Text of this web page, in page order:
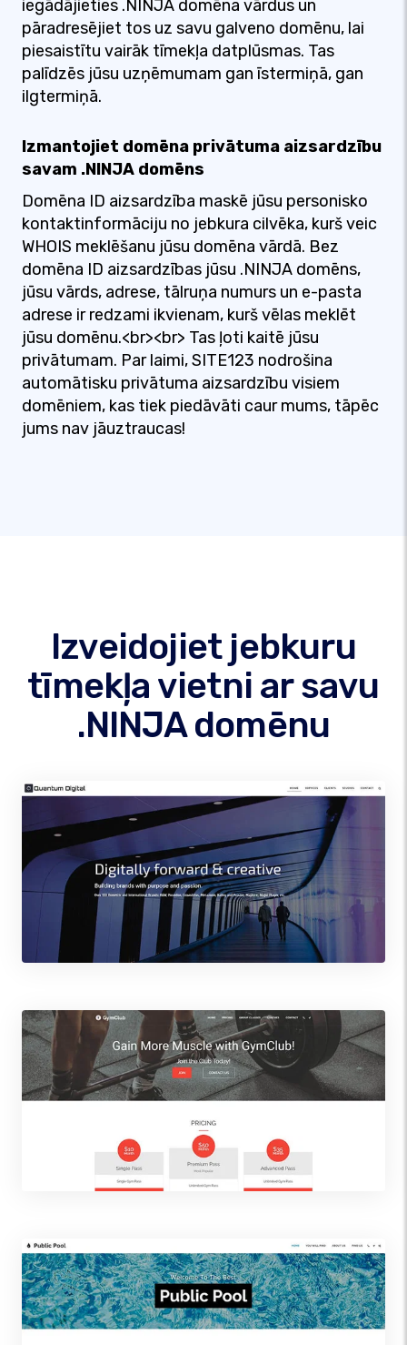
iegādājieties .NINJA domēna vārdus un
pāradresējiet tos uz savu galveno domēnu, lai
piesaistītu vairāk tīmekļa datplūsmas. Tas
palīdzēs jūsu uzņēmumam gan īstermiņā, gan
ilgtermiņā.
Izmantojiet domēna privātuma aizsardzību
savam .NINJA domēns
Domēna ID aizsardzība maskē jūsu personisko
kontaktinformāciju no jebkura cilvēka, kurš veic
WHOIS meklēšanu jūsu domēna vārdā. Bez
domēna ID aizsardzības jūsu .NINJA domēns,
jūsu vārds, adrese, tālruņa numurs un e-pasta
adrese ir redzami ikvienam, kurš vēlas meklēt
jūsu domēnu.<br><br> Tas ļoti kaitē jūsu
privātumam. Par laimi, SITE123 nodrošina
automātisku privātuma aizsardzību visiem
domēniem, kas tiek piedāvāti caur mums, tāpēc
jums nav jāuztraucas!
Izveidojiet jebkuru
tīmekļa vietni ar savu
.NINJA domēnu